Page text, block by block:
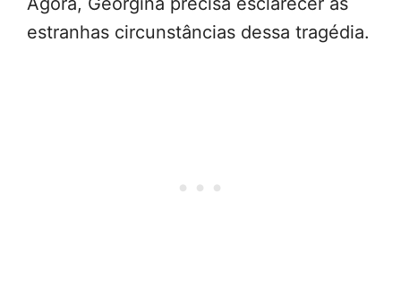
estranhas circunstâncias dessa tragédia.